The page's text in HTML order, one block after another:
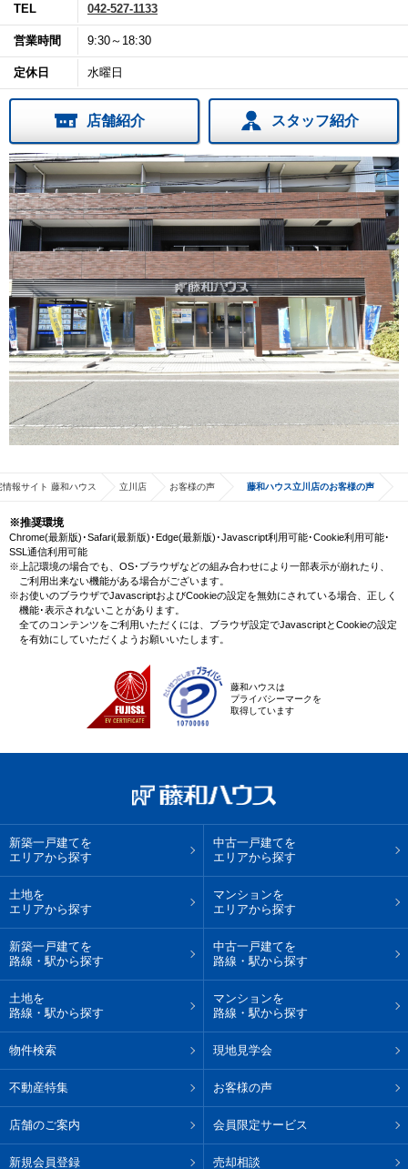
TEL 042-527-1133
営業時間 9:30～18:30
定休日 水曜日
店舗紹介 スタッフ紹介
報サイト 藤和ハウス 立川店 お客様の声 藤和ハウス立川店のお客様の声
※推奨環境
Chrome(最新版)･Safari(最新版)･Edge(最新版)･Javascript利用可能･Cookie利用可能･
SSL通信利用可能
※上記環境の場合でも、OS･ブラウザなどの組み合わせにより一部表示が崩れたり、
ご利用出来ない機能がある場合がございます。
※お使いのブラウザでJavascriptおよびCookieの設定を無効にされている場合、正しく
機能･表示されないことがあります。
全てのコンテンツをご利用いただくには、ブラウザ設定でJavascriptとCookieの設定
を有効にしていただくようお願いいたします。
藤和ハウスは
プライバシーマークを
取得しています
新築一戸建てを
エリアから探す
中古一戸建てを
エリアから探す
土地を
エリアから探す
マンションを
エリアから探す
新築一戸建てを
路線・駅から探す
中古一戸建てを
路線・駅から探す
土地を
路線・駅から探す
マンションを
路線・駅から探す
物件検索 現地見学会
不動産特集 お客様の声
店舗のご案内 会員限定サービス
新規会員登録 売却相談